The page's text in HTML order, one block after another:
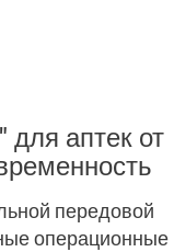
для аптек от
передовой
операционные